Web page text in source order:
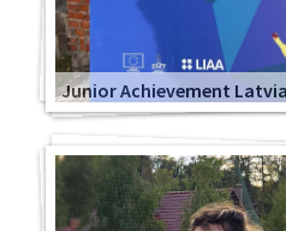
Junior Achievement